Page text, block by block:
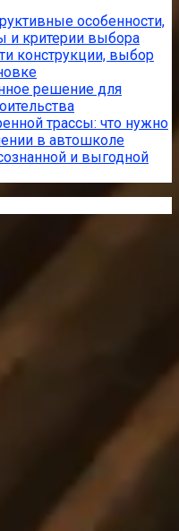
особенности,
и критерии выбора
конструкции, выбор
решение для
трассы: что нужно
в автошколе
и выгодной